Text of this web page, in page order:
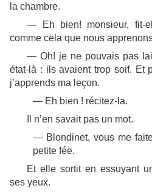
la chambre.
— Eh bien! monsieur, fit-
comme cela que nous
— Oh! je ne pouvais pas
état-là : ils avaient trop soif. Et
j’apprends ma leçon.
— Eh bien ! récitez-la.
Il n’en savait pas un mot.
— Blondinet, vous me
petite fée.
Et elle sortit en essuyant
ses yeux.